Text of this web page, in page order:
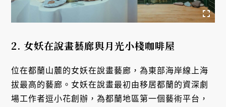
2. 女妖在說畫藝廊與月光小棧咖啡屋
位在都蘭山麓的女妖在說畫藝廊，為東部海岸線上海
拔最高的藝廊。女妖在說畫最初由移居都蘭的資深劇
場工作者逗小花創辦，為都蘭地區第一個藝術平台，